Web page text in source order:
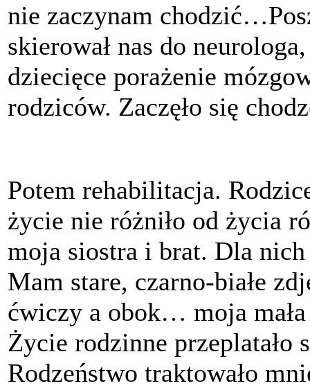
nie zaczynam
skierował nas do
dziecięce porażenie
rodziców. Zaczęło się
Potem rehabilitacja.
życie nie różniło od życia
moja siostra i brat. Dla
Mam stare, czarno-białe
ćwiczy a obok… moja
Życie rodzinne
Rodzeństwo traktowało